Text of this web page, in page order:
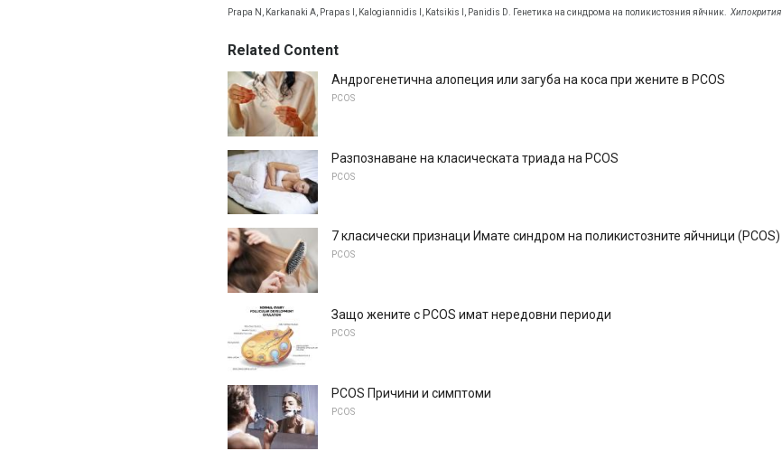
Prapa N, Karkanaki A, Prapas I, Kalogiannidis I, Katsikis I, Panidis D. Генетика на синдрома на поликистозния яйчник. Хипокрития
Related Content
Андрогенетична алопеция или загуба на коса при жените в PCOS
PCOS
Разпознаване на класическата триада на PCOS
PCOS
7 класически признаци Имате синдром на поликистозните яйчници (PCOS)
PCOS
Защо жените с PCOS имат нередовни периоди
PCOS
PCOS Причини и симптоми
PCOS